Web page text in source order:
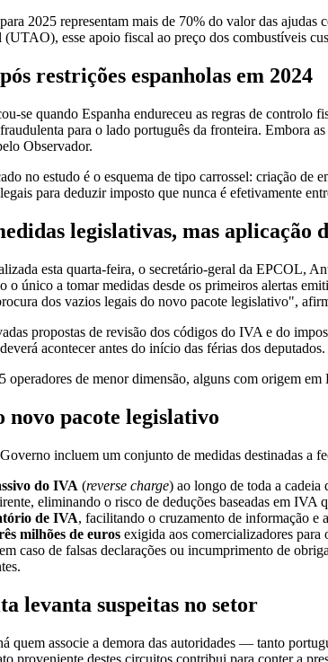
2025 representam mais de 70% do valor das
esse apoio fiscal ao preço dos combustíveis
restrições espanholas em 2024
se quando Espanha endureceu as regras de controlo
para o lado português da fronteira. Embora
Observador.
no estudo é o esquema de tipo carrossel: criação
para deduzir imposto que nunca é efetivamente
legislativas, mas aplicação
esta quarta-feira, o secretário-geral da EPCOL,
o único a tomar medidas desde os primeiros alertas
dos vazios legais do novo pacote legislativo",
propostas de revisão dos códigos do IVA e do
acontecer antes do início das férias dos deputados.
de menor dimensão, alguns com origem
novo pacote legislativo
incluem um conjunto de medidas destinadas a
do IVA (reverse charge) ao longo de toda a
eliminando o risco de deduções baseadas em IVA
de IVA, facilitando o cruzamento de informação e
milhões de euros exigida aos comercializadores para
em caso de falsas declarações ou incumprimento de
levanta suspeitas no setor
quem associe a demora das autoridades — tanto
proveniente destes circuitos contribui para conter a